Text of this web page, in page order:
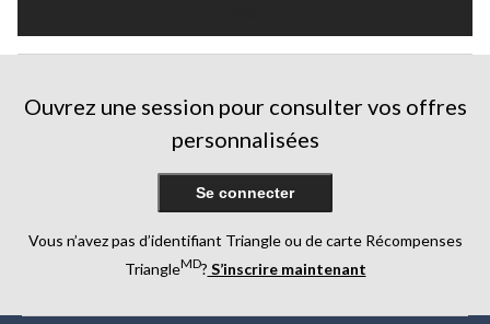
Ouvrez une session pour consulter vos offres
personnalisées
Se connecter
Vous n’avez pas d’identifiant Triangle ou de carte Récompenses
TriangleMD? S’inscrire maintenant